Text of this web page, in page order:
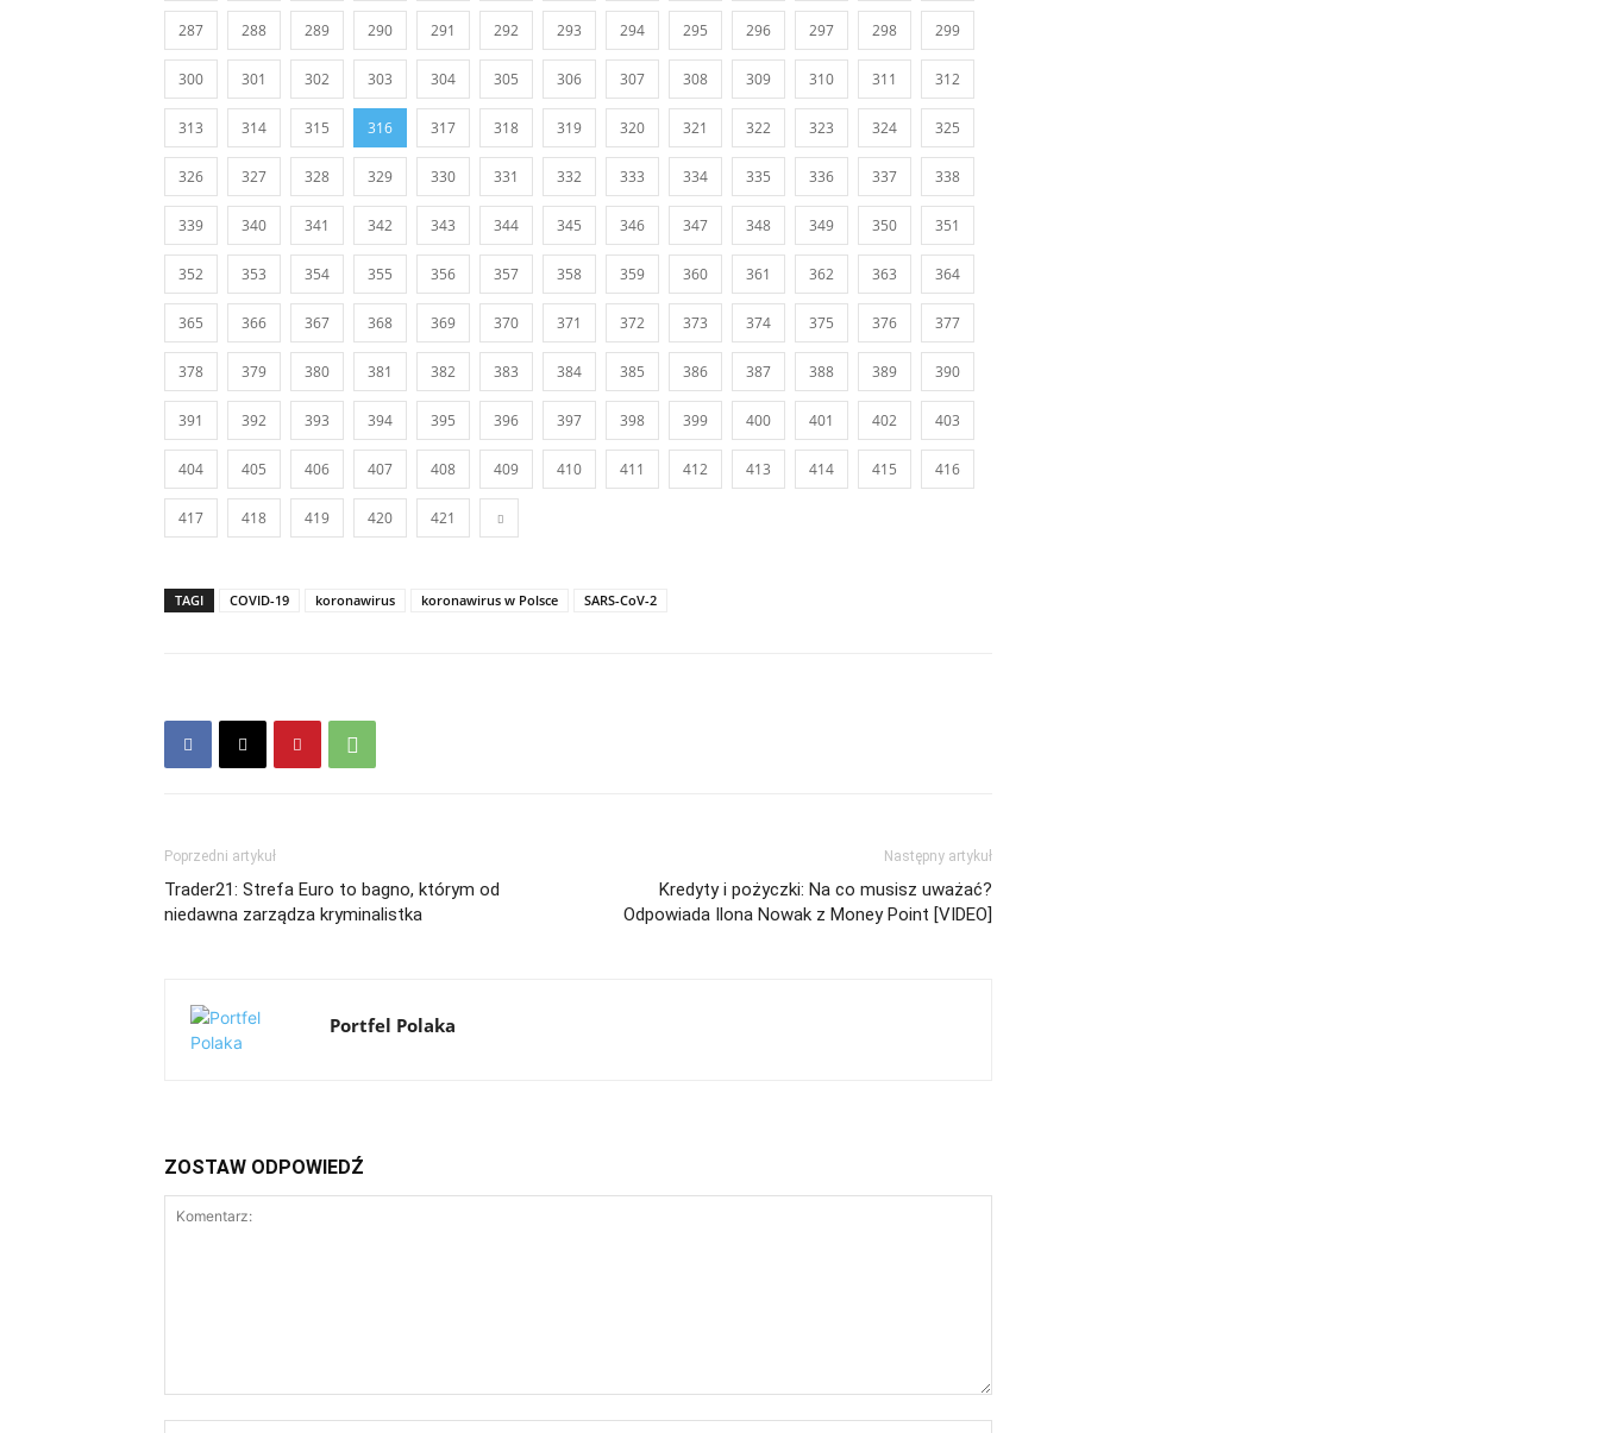
287 288 289 290 291 292 293 294 295 296 297 298 299
300 301 302 303 304 305 306 307 308 309 310 311 312
313 314 315 316 317 318 319 320 321 322 323 324 325
326 327 328 329 330 331 332 333 334 335 336 337 338
339 340 341 342 343 344 345 346 347 348 349 350 351
352 353 354 355 356 357 358 359 360 361 362 363 364
365 366 367 368 369 370 371 372 373 374 375 376 377
378 379 380 381 382 383 384 385 386 387 388 389 390
391 392 393 394 395 396 397 398 399 400 401 402 403
404 405 406 407 408 409 410 411 412 413 414 415 416
417 418 419 420 421
TAGI COVID-19 koronawirus koronawirus w Polsce SARS-CoV-2
Poprzedni artykuł
Trader21: Strefa Euro to bagno, którym od
niedawna zarządza kryminalistka
Następny artykuł
Kredyty i pożyczki: Na co musisz uważać?
Odpowiada Ilona Nowak z Money Point [VIDEO]
Portfel Polaka
ZOSTAW ODPOWIEDŹ